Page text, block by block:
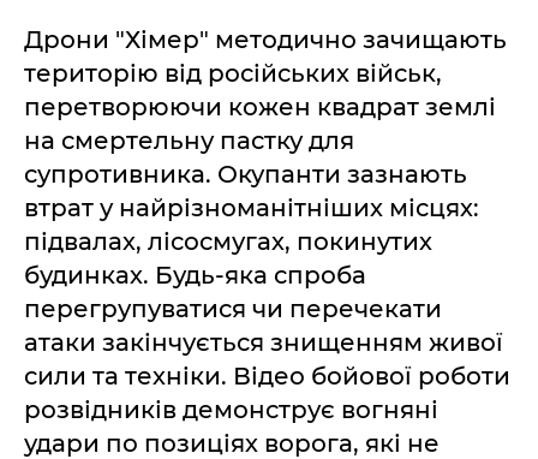
Дрони "Хімер" методично зачищають
територію від російських військ,
перетворюючи кожен квадрат землі
на смертельну пастку для
супротивника. Окупанти зазнають
втрат у найрізноманітніших місцях:
підвалах, лісосмугах, покинутих
будинках. Будь-яка спроба
перегрупуватися чи перечекати
атаки закінчується знищенням живої
сили та техніки. Відео бойової роботи
розвідників демонструє вогняні
удари по позиціях ворога, які не